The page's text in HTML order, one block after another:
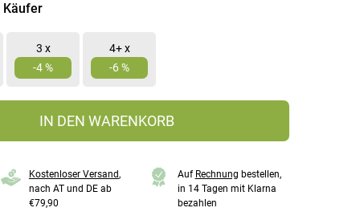
Käufer
-4 %
3 x
-6 %
4+ x
IN DEN WARENKORB
Kostenloser Versand,
nach AT und DE ab
€79,90
Auf Rechnung bestellen,
in 14 Tagen mit Klarna
bezahlen